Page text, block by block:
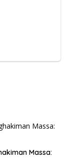
Massa: